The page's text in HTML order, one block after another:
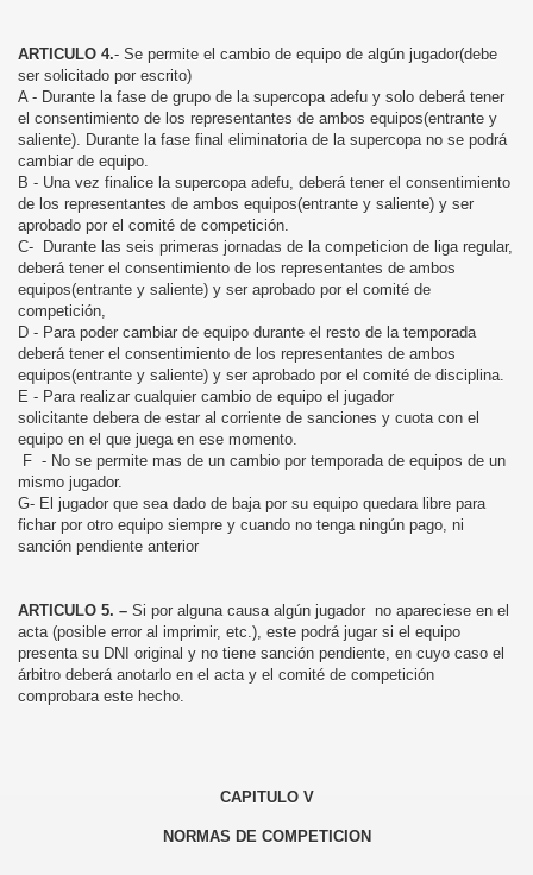
ARTICULO 4.- Se permite el cambio de equipo de algún jugador(debe
ser solicitado por escrito)
A - Durante la fase de grupo de la supercopa adefu y solo deberá tener
el consentimiento de los representantes de ambos equipos(entrante y
saliente). Durante la fase final eliminatoria de la supercopa no se podrá
cambiar de equipo.
B - Una vez finalice la supercopa adefu, deberá tener el consentimiento
de los representantes de ambos equipos(entrante y saliente) y ser
aprobado por el comité de competición.
C- Durante las seis primeras jornadas de la competicion de liga regular,
deberá tener el consentimiento de los representantes de ambos
equipos(entrante y saliente) y ser aprobado por el comité de
competición,
D - Para poder cambiar de equipo durante el resto de la temporada
deberá tener el consentimiento de los representantes de ambos
equipos(entrante y saliente) y ser aprobado por el comité de disciplina.
E - Para realizar cualquier cambio de equipo el jugador
solicitante debera de estar al corriente de sanciones y cuota con el
equipo en el que juega en ese momento.
F - No se permite mas de un cambio por temporada de equipos de un
mismo jugador.
G- El jugador que sea dado de baja por su equipo quedara libre para
fichar por otro equipo siempre y cuando no tenga ningún pago, ni
sanción pendiente anterior
ARTICULO 5. – Si por alguna causa algún jugador no apareciese en el
acta (posible error al imprimir, etc.), este podrá jugar si el equipo
presenta su DNI original y no tiene sanción pendiente, en cuyo caso el
árbitro deberá anotarlo en el acta y el comité de competición
comprobara este hecho.
CAPITULO V
NORMAS DE COMPETICION